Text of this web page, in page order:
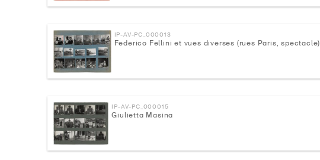
IP-AV-PC_000013
Federico Fellini et vues diverses (rues Paris, spectacle)
IP-AV-PC_000015
Giulietta Masina